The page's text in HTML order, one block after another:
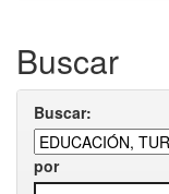
Buscar
Buscar:
por